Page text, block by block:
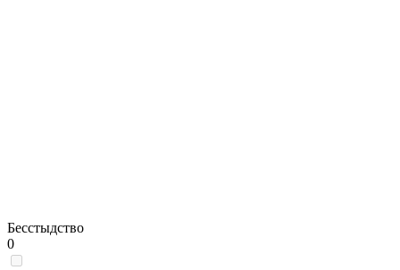
Бесстыдство
0